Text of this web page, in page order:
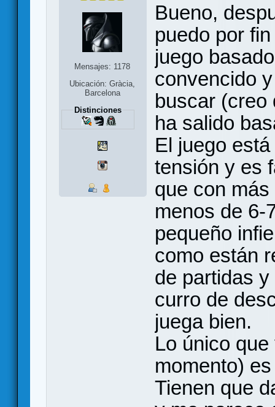
Mensajes: 1178
Ubicación: Gràcia,
Barcelona
Distinciones
Bueno,
puedo por
juego
convencido
buscar (creo
ha salido
El juego
tensión y es
que con
menos de 6-
pequeño
como están
de partidas
curro de
juega bien.
Lo único
momento)
Tienen que